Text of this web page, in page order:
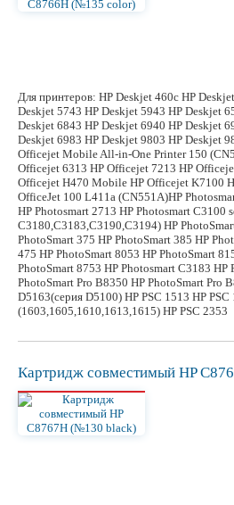
Для принтеров: HP Deskjet 460c HP
Deskjet 5743 HP Deskjet 5943 HP Deskjet
Deskjet 6843 HP Deskjet 6940 HP Deskjet
Deskjet 6983 HP Deskjet 9803 HP Deskjet
Officejet Mobile All-in-One Printer 150
Officejet 6313 HP Officejet 7213 HP
Officejet H470 Mobile HP Officejet K7100
OfficeJet 100 L411a (CN551A)HP
HP Photosmart 2713 HP Photosmart C3100
C3180,C3183,C3190,C3194) HP
PhotoSmart 375 HP PhotoSmart 385 HP
475 HP PhotoSmart 8053 HP PhotoSmart
PhotoSmart 8753 HP Photosmart C3183 HP
PhotoSmart Pro B8350 HP PhotoSmart Pro
D5163(серия D5100) HP PSC 1513 HP PSC
(1603,1605,1610,1613,1615) HP PSC 2353
Картридж совместимый HP